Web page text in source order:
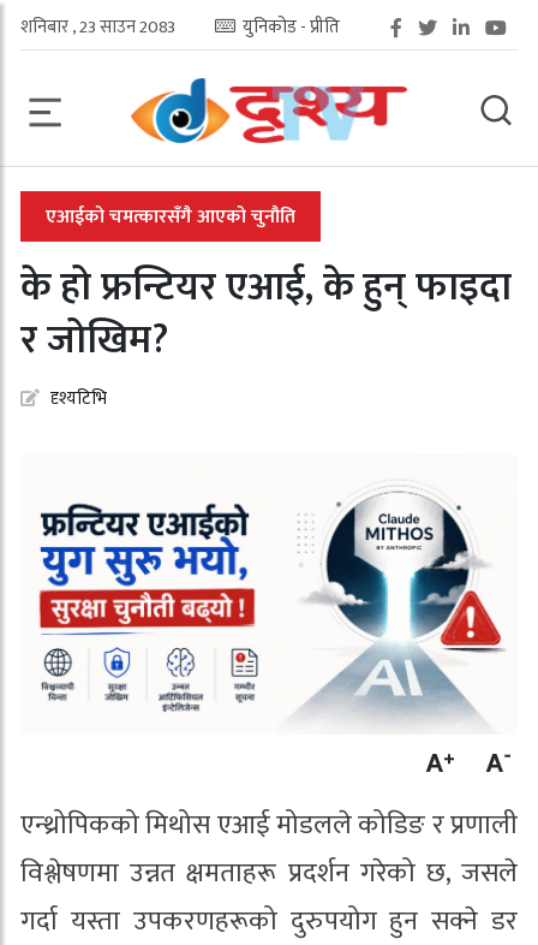
शनिबार , 23 साउन 2083 युनिकोड - प्रीति
एआईको चमत्कारसँगै आएको चुनौति
के हो फ्रन्टियर एआई, के हुन् फाइदा
र जोखिम?
दृश्यटिभि
एन्थ्रोपिकको मिथोस एआई मोडलले कोडिङ र प्रणाली
विश्लेषणमा उन्नत क्षमताहरू प्रदर्शन गरेको छ, जसले
गर्दा यस्ता उपकरणहरूको दुरुपयोग हुन सक्ने डर